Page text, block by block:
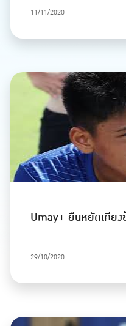
11/11/2020
Umay+ ยืนหยัดเคียง
29/10/2020